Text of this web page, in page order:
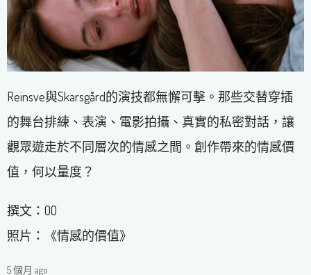
Reinsve與Skarsgård的演技都無懈可擊。那些交替穿插
的舞台排練、表演、電影拍攝、真實的私密對話，讓
觀眾遊走於不同層次的情感之間。創作帶來的情感價
值，何以量度？
撰文：OO
照片：《情感的價值》
5 個月 ago